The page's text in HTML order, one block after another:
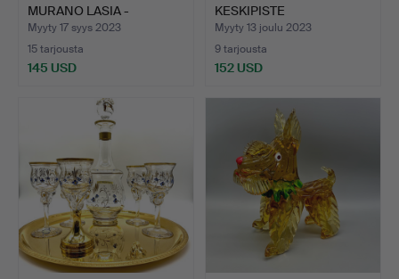
MURANO LASIA -
PUNAINEN,…
Myyty 17 syys 2023
15 tarjousta
145 USD
KESKIPISTE
VALKOISELLA…
Myyty 13 joulu 2023
9 tarjousta
152 USD